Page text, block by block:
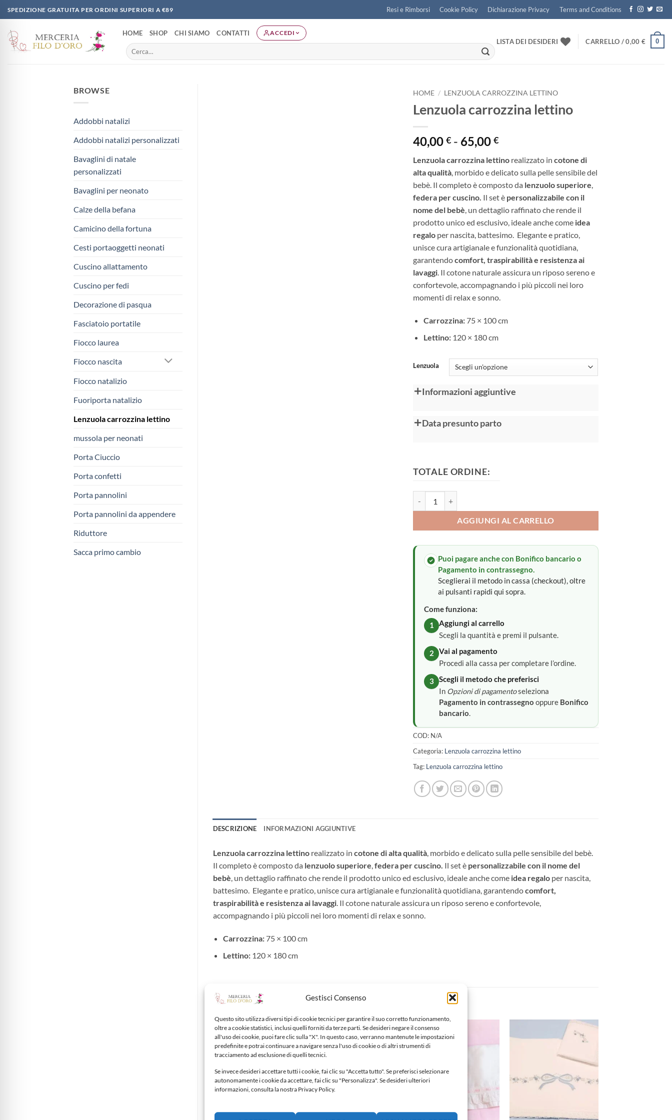
Gestisci Consenso
Questo sito utilizza diversi tipi di cookie tecnici per garantire il suo corretto funzionamento,
oltre a cookie statistici, inclusi quelli forniti da terze parti. Se desideri negare il consenso
all'uso dei cookie, puoi fare clic sulla "X". In questo caso, verranno mantenute le impostazioni
predefinite e potrai continuare a navigare senza l'uso di cookie o di altri strumenti di
tracciamento ad esclusione di quelli tecnici.
Se invece desideri accettare tutti i cookie, fai clic su "Accetta tutto". Se preferisci selezionare
autonomamente i cookie da accettare, fai clic su "Personalizza". Se desideri ulteriori
informazioni, consulta la nostra Privacy Policy.
Salta
ai
contenuti
SPEDIZIONE GRATUITA PER ORDINI SUPERIORI A €89 Resi e Rimborsi Cookie Policy Dichiarazione Privacy Terms and Conditions
HOME SHOP CHI SIAMO CONTATTI
ACCEDI
Cerca:
LISTA DEI DESIDERI CARRELLO /0,00 € 0
BROWSE
Addobbi natalizi
Addobbi natalizi personalizzati
Bavaglini di natale
personalizzati
Bavaglini per neonato
Calze della befana
Camicino della fortuna
Cesti portaoggetti neonati
Cuscino allattamento
Cuscino per fedi
Decorazione di pasqua
Fasciatoio portatile
Fiocco laurea
Fiocco nascita
Fiocco natalizio
Fuoriporta natalizio
Lenzuola carrozzina lettino
mussola per neonati
Porta Ciuccio
Porta confetti
Porta pannolini
Porta pannolini da appendere
Riduttore
Sacca primo cambio
HOME / LENZUOLA CARROZZINA LETTINO
Lenzuola carrozzina lettino
40,00€ - 65,00€Fascia
prezzo:
da
40,00 €
a
65,00 €
Lenzuola carrozzina lettino realizzato incotone di
alta qualità , morbido e delicato sulla pelle sensibile del
bebè. Il completo è composto da lenzuolo superiore
federa per cuscino. Il set è personalizzabile con il
nome del bebè , un dettaglio raffinato che rende il
prodotto unico ed esclusivo, ideale anche come idea
regalo per nascita, battesimo. Elegante e pratico,
unisce cura artigianale e funzionalità quotidiana,
garantendocomfort, traspirabilità e resistenza ai
lavaggi . Il cotone naturale assicura un riposo sereno e
confortevole, accompagnando i più piccoli nei loro
momenti di relax e sonno.
Carrozzina: 75 × 100 cm
Lettino: 120 × 180 cm
Lenzuola
Informazioni aggiuntive
Data presunto parto
TOTALE ORDINE:
AGGIUNGI AL CARRELLO
Alternative:
Puoi pagare anche con Bonifico bancario o
Pagamento in contrassegno.
Sceglierai il metodo in cassa (checkout), oltre
ai pulsanti rapidi qui sopra.
Come funziona:
1
Aggiungi al carrello
Scegli la quantità e premi il pulsante.
2
Vai al pagamento
Procedi alla cassa per completare l’ordine.
3
Scegli il metodo che preferisci
In Opzioni di pagamentoseleziona
Pagamento in contrassegno oppure Bonifico
bancario.
COD: N/A
Categoria: Lenzuola carrozzina lettino
Tag: Lenzuola carrozzina lettino
DESCRIZIONE INFORMAZIONI AGGIUNTIVE
Lenzuola carrozzina lettinorealizzato in cotone di alta qualità, morbido e delicato sulla pelle sensibile del bebè.
Il completo è composto da lenzuolo superiore,federa per cuscino. Il set è personalizzabile con il nome del
bebè, un dettaglio raffinato che rende il prodotto unico ed esclusivo, ideale anche come idea regaloper nascita,
battesimo. Elegante e pratico, unisce cura artigianale e funzionalità quotidiana, garantendocomfort,
traspirabilità e resistenza ai lavaggi. Il cotone naturale assicura un riposo sereno e confortevole,
accompagnando i più piccoli nei loro momenti di relax e sonno.
Carrozzina: 75 × 100 cm
Lettino: 120 × 180 cm
PRODOTTI CORRELATI
Aggiungi
alla lista
Aggiungi
Aggiungi
dei